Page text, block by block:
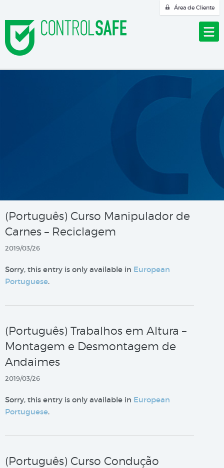
Área de Cliente
(Português) Curso Manipulador de
Carnes – Reciclagem
2019/03/26
Sorry, this entry is only available in European
Portuguese.
(Português) Trabalhos em Altura –
Montagem e Desmontagem de
Andaimes
2019/03/26
Sorry, this entry is only available in European
Portuguese.
(Português) Curso Condução